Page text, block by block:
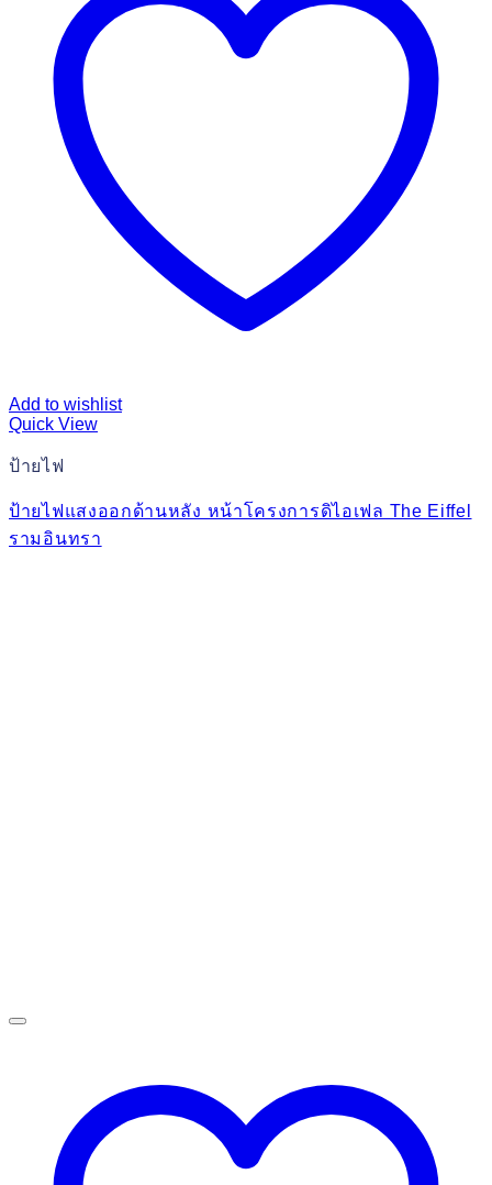
Add to wishlist
Quick View
ป้ายไฟ
ป้ายไฟแสงออกด้านหลัง หน้าโครงการดิไอเฟล The Eiffel
รามอินทรา